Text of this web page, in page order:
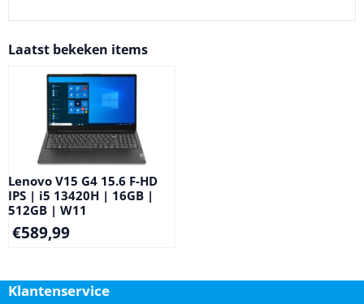
Laatst bekeken items
Lenovo V15 G4 15.6 F-HD
IPS | i5 13420H | 16GB |
512GB | W11
€589,99
Klantenservice